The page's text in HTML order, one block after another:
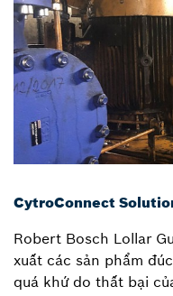
CytroConnect
Robert Bosch Lollar
xuất các sản phẩm
quá khứ do thất bại